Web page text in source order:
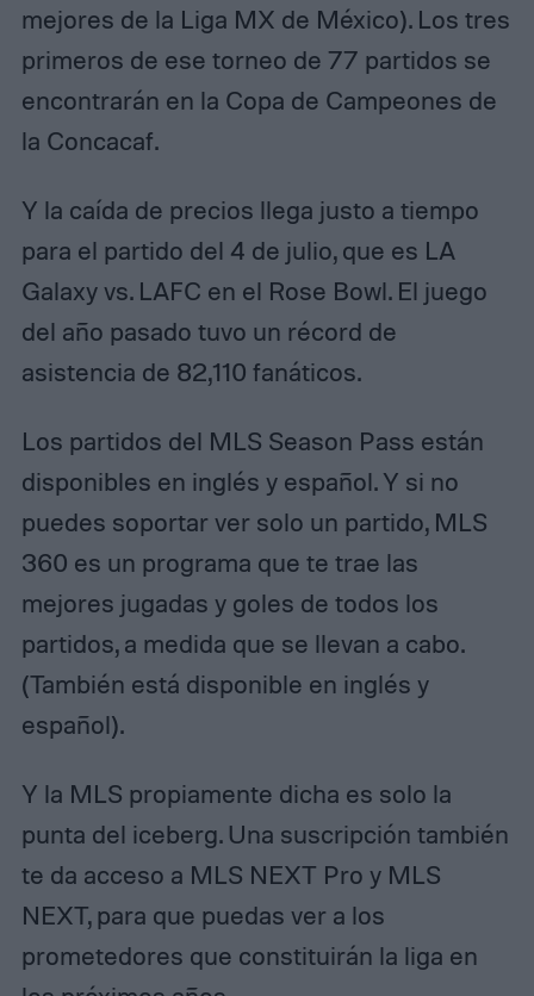
mejores de la Liga MX de México). Los tres
primeros de ese torneo de 77 partidos se
encontrarán en la Copa de Campeones de
la Concacaf.
Y la caída de precios llega justo a tiempo
para el partido del 4 de julio, que es LA
Galaxy vs. LAFC en el Rose Bowl. El juego
del año pasado tuvo un récord de
asistencia de 82,110 fanáticos.
Los partidos del MLS Season Pass están
disponibles en inglés y español. Y si no
puedes soportar ver solo un partido, MLS
360 es un programa que te trae las
mejores jugadas y goles de todos los
partidos, a medida que se llevan a cabo.
(También está disponible en inglés y
español).
Y la MLS propiamente dicha es solo la
punta del iceberg. Una suscripción también
te da acceso a MLS NEXT Pro y MLS
NEXT, para que puedas ver a los
prometedores que constituirán la liga en